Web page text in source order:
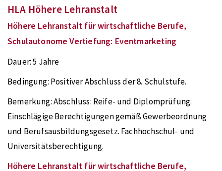
HLA Höhere Lehranstalt
Höhere Lehranstalt für wirtschaftliche Berufe,
Schulautonome Vertiefung: Eventmarketing
Dauer:5 Jahre
Bedingung: Positiver Abschluss der 8. Schulstufe.
Bemerkung:Abschluss: Reife- und Diplomprüfung.
Einschlägige Berechtigungen gemäß Gewerbeordnung
und Berufsausbildungsgesetz. Fachhochschul- und
Universitätsberechtigung.
Höhere Lehranstalt für wirtschaftliche Berufe,